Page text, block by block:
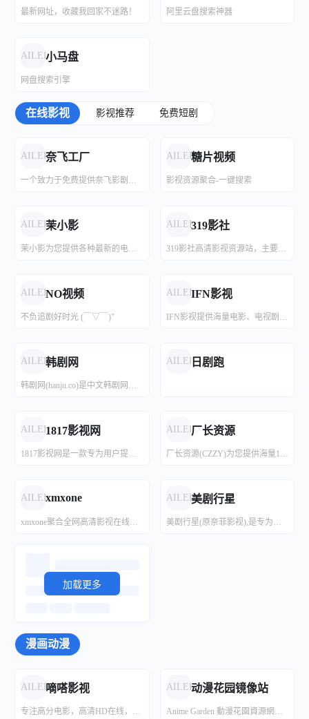
最新网址，收藏我回家不迷路！ 阿里云盘搜索神器
FAILED小马盘
网盘搜索引擎
粉白妙妙屋
资源合集 高品质网盘影视资源
网络资源集散 全网资源汇总盘，个人整理。
在线影视 影视推荐 免费短剧
FAILED奈飞工厂
一个致力于免费提供奈飞影剧动漫的流媒体播放平台
FAILED糖片视频
影视资源聚合-一键搜索
FAILED茉小影
茉小影为您提供各种最新的电影电视剧,韩国电视剧,日本动漫,泰剧,美剧,综艺,等在线免费观看,关注茉小影,观影永不迷路！
FAILED319影社
319影社高清影视资源站，主要影视资源为夸克网盘，涵盖4K及1080P格式的高清中文字幕高清资源，友情提醒：本站资源所有权归版权方所有，资源仅供学习和交流使用，请勿商用！
FAILEDNO视频
不负追剧好时光 (￣▽￣)"
FAILEDIFN影视
IFN影视提供海量电影、电视剧、综艺、动漫等4K高清视频在线观看，高清无广告
FAILED韩剧网
韩剧网(hanju.co)是中文韩剧网站,提供最新韩剧,韩国电影,韩国综艺在线观看,韩剧排行榜,好看的韩剧,娱乐新闻,韩国电视剧,韩剧资料馆,剧情介绍。
FAILED日剧跑
FAILED1817影视网
1817影视网是一款专为用户提供热门电影、高清电视剧和精彩短剧的手机免费在线观看平台。各类影视作品应有尽有，无论是动作、喜剧、爱情还是科幻，总能满足您的观影需求。我们的视频库每日更新，确保第一时间为您呈现最新热门大片。
FAILED厂长资源
厂长资源(CZZY)为您提供海量1080p经典影视免费观看！
FAILEDxmxone
xmxone聚合全网高清影视在线观看、下载，实时聚合全网优质影视资源，同时支持在线、下载和字幕。电影、电视剧、动漫、综艺、记录片应有尽有。
FAILED美剧行星
美剧行星(原奈菲影视),是专为中国用户提供全球流媒体播放网站,网飞,奈飞,亚马逊,Disney+,HBO,appleTV
加载更多
精选4K蓝光原盘下载,顶级收藏
漫画动漫
FAILED嘀嗒影视
专注高分电影，高清HD在线，极速秒播不卡顿！
FAILED动漫花园镜像站
Anime Garden 動漫花園資源網镜像站, 动漫花园动画 BT 资源聚合站